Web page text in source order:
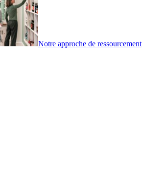
Notre approche de ressourcement